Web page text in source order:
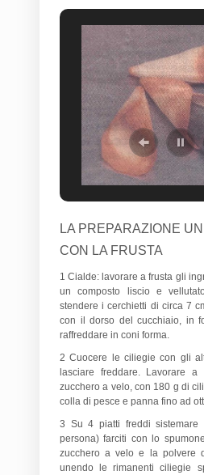
LA PREPARAZIONE
CON LA FRUSTA
1 Cialde: lavorare a frusta gli
un composto liscio e
stendere i cerchietti di circa 7
con il dorso del cucchiaio, in
raffreddare in coni forma.
2 Cuocere le ciliegie con gli
lasciare freddare. Lavorare a
zucchero a velo, con 180 g di
colla di pesce e panna fino ad
3 Su 4 piatti freddi
persona) farciti con lo
zucchero a velo e la polvere
unendo le rimanenti ciliegie